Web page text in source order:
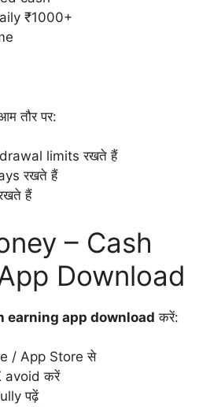
₹1000+
तौर पर:
limits रखते हैं
रखते हैं
हैं
– Cash
Download
earning app download करें:
/ App Store से
avoid करें
पढ़ें